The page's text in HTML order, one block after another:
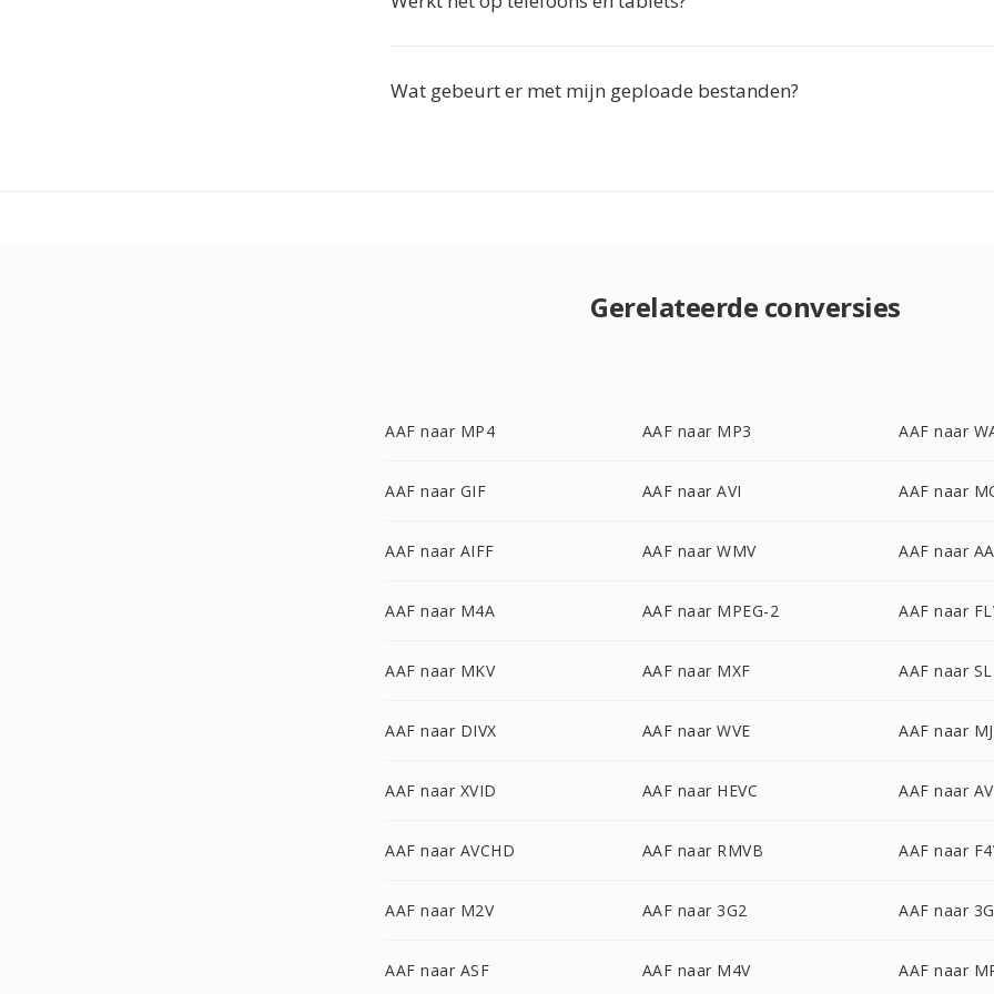
Wat gebeurt er met mijn geploade bestanden?
Gerelateerde conversies
AAF naar MP4 AAF naar MP3 AAF naar
AAF naar GIF AAF naar AVI AAF naar
AAF naar AIFF AAF naar WMV AAF naar
AAF naar M4A AAF naar MPEG-2 AAF naar
AAF naar MKV AAF naar MXF AAF naar
AAF naar DIVX AAF naar WVE AAF naar
AAF naar XVID AAF naar HEVC AAF naar
AAF naar AVCHD AAF naar RMVB AAF naar
AAF naar M2V AAF naar 3G2 AAF naar
AAF naar ASF AAF naar M4V AAF naar